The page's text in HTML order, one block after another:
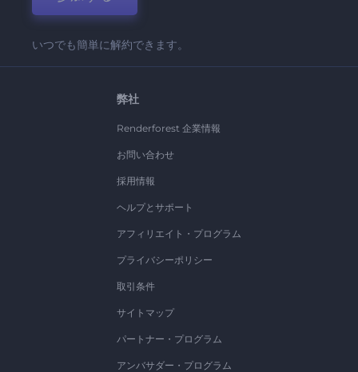
いつでも簡単に解約できます。
弊社
Renderforest 企業情報
お問い合わせ
採用情報
ヘルプとサポート
アフィリエイト・プログラム
プライバシーポリシー
取引条件
サイトマップ
パートナー・プログラム
アンバサダー・プログラム